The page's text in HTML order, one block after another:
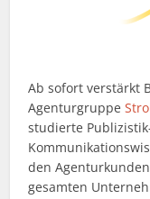
Ab sofort verstärkt
Agenturgruppe
studierte
den
gesamten